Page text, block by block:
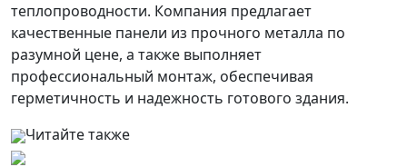
теплопроводности. Компания предлагает
качественные панели из прочного металла по
разумной цене, а также выполняет
профессиональный монтаж, обеспечивая
герметичность и надежность готового здания.
Читайте также